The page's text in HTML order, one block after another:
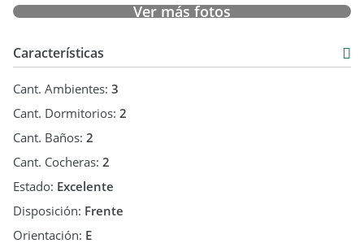
Ver más fotos
Características
Cant. Ambientes: 3
Cant. Dormitorios: 2
Cant. Baños: 2
Cant. Cocheras: 2
Estado: Excelente
Disposición: Frente
Orientación: E